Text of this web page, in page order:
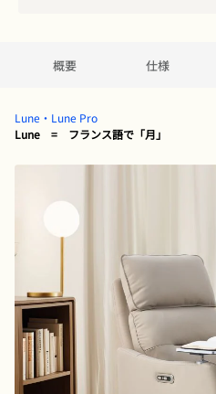
概要 仕様
Lune・Lune Pro
Lune = フランス語で「月」